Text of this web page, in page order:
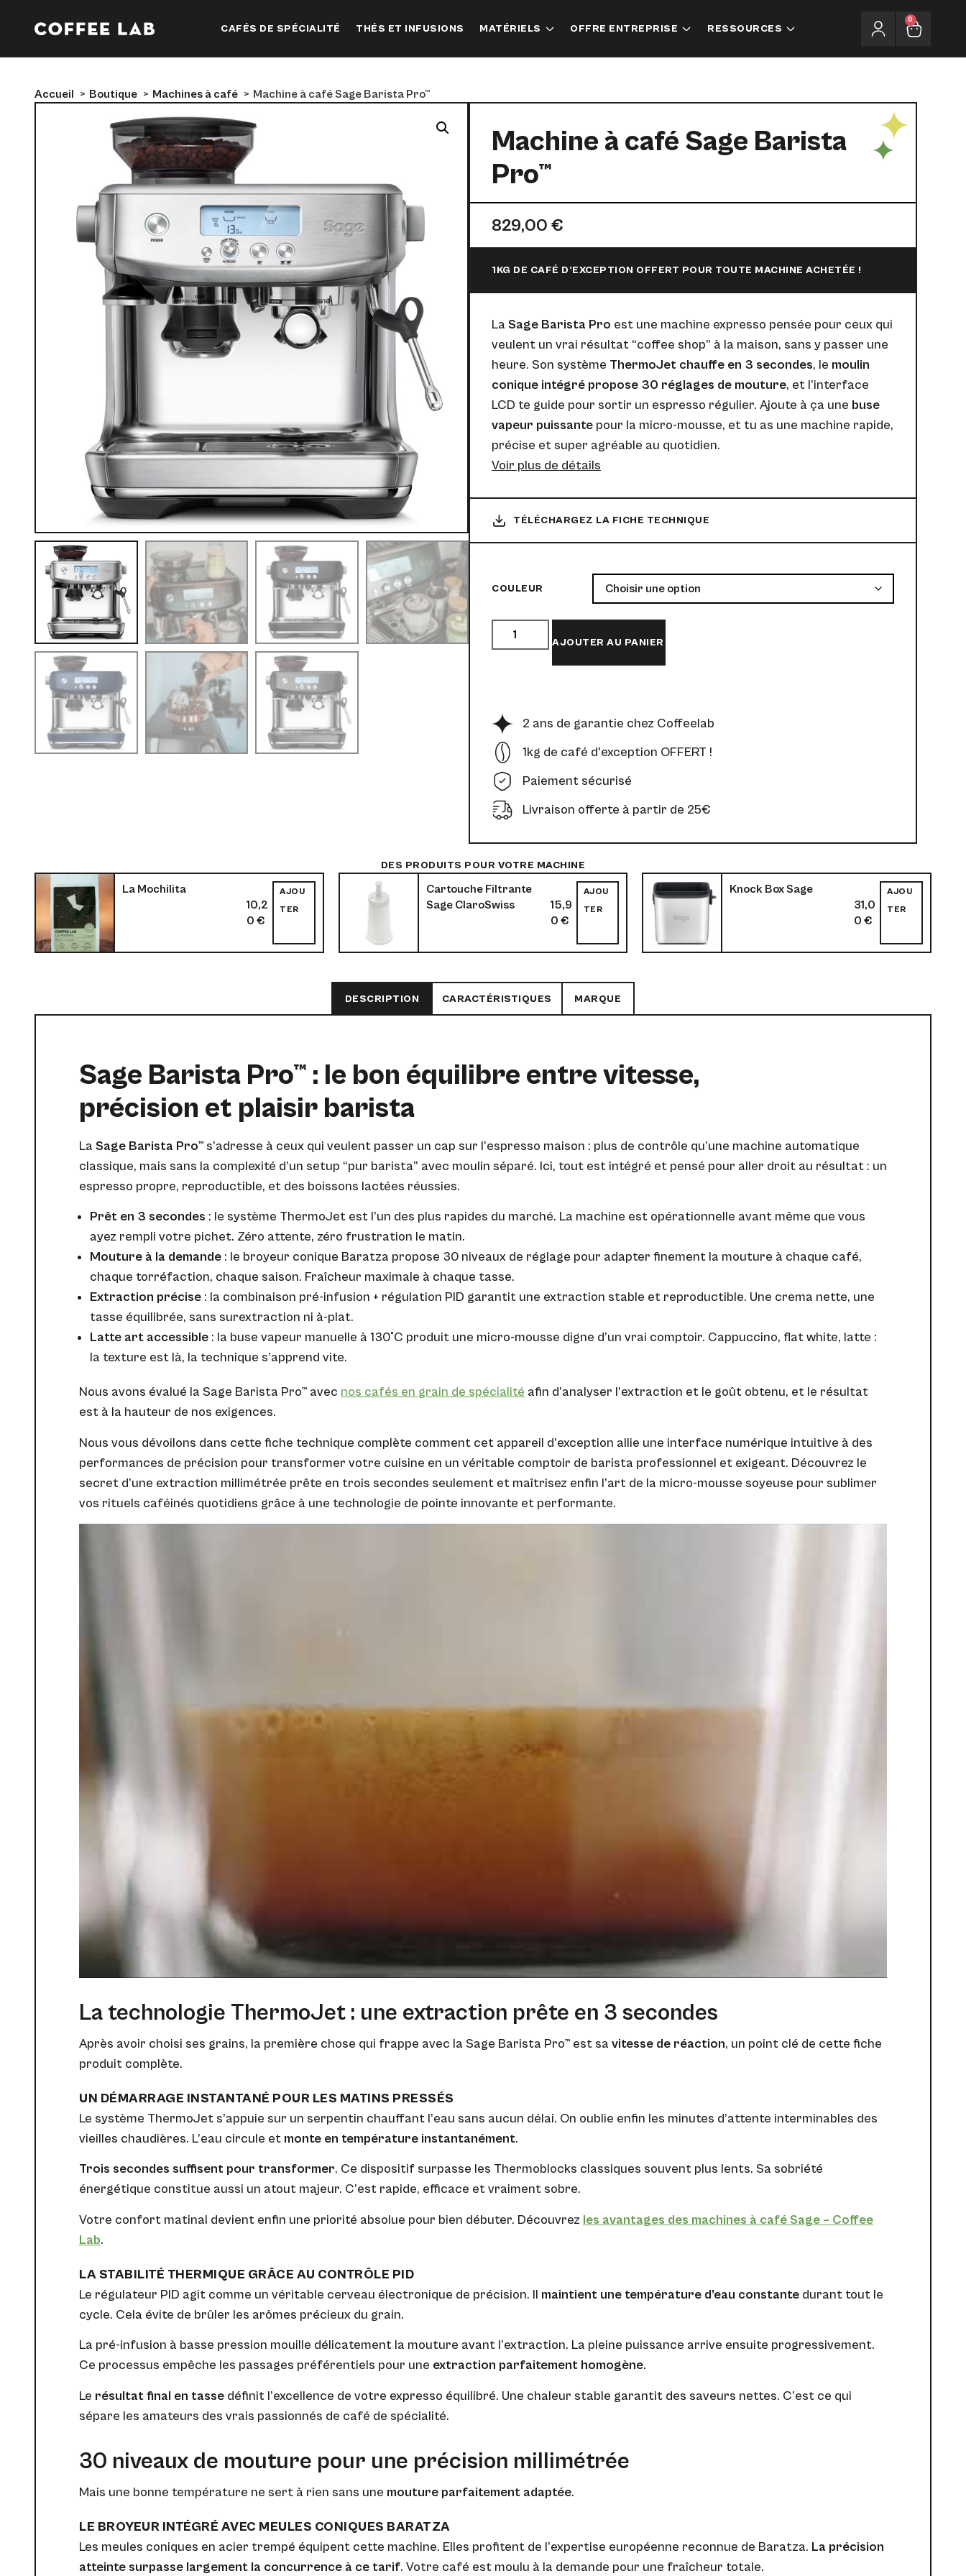
CAFÉS DE SPÉCIALITÉ THÉS ET INFUSIONS MATÉRIELS OFFRE ENTREPRISE RESSOURCES
0
Accueil Boutique Machines à café Machine à café Sage Barista Pro™
Machine à café Sage Barista
Pro™
829,00 €
1KG DE CAFÉ D’EXCEPTION OFFERT POUR TOUTE MACHINE ACHETÉE !
La Sage Barista Pro est une machine expresso pensée pour ceux qui
veulent un vrai résultat “coffee shop” à la maison, sans y passer une
heure. Son système ThermoJet chauffe en 3 secondes, le moulin
conique intégré propose 30 réglages de mouture, et l’interface
LCD te guide pour sortir un espresso régulier. Ajoute à ça une buse
vapeur puissante pour la micro-mousse, et tu as une machine rapide,
précise et super agréable au quotidien.
Voir plus de détails
TÉLÉCHARGEZ LA FICHE TECHNIQUE
COULEUR
AJOUTER AU PANIER
2 ans de garantie chez Coffeelab
1kg de café d'exception OFFERT !
Paiement sécurisé
Livraison offerte à partir de 25€
DES PRODUITS POUR VOTRE MACHINE
La Mochilita
10,2
0 €
AJOU
TER
Cartouche Filtrante
Sage ClaroSwiss
15,9
0 €
AJOU
TER
Knock Box Sage
31,0
0€
AJOU
TER
DESCRIPTION CARACTÉRISTIQUES MARQUE
Sage Barista Pro™ : le bon équilibre entre vitesse,
précision et plaisir barista
La Sage Barista Pro™ s’adresse à ceux qui veulent passer un cap sur l’espresso maison : plus de contrôle qu’une machine automatique
classique, mais sans la complexité d’un setup “pur barista” avec moulin séparé. Ici, tout est intégré et pensé pour aller droit au résultat : un
espresso propre, reproductible, et des boissons lactées réussies.
Prêt en 3 secondes : le système ThermoJet est l’un des plus rapides du marché. La machine est opérationnelle avant même que vous
ayez rempli votre pichet. Zéro attente, zéro frustration le matin.
Mouture à la demande : le broyeur conique Baratza propose 30 niveaux de réglage pour adapter finement la mouture à chaque café,
chaque torréfaction, chaque saison. Fraîcheur maximale à chaque tasse.
Extraction précise : la combinaison pré-infusion + régulation PID garantit une extraction stable et reproductible. Une crema nette, une
tasse équilibrée, sans surextraction ni à-plat.
Latte art accessible : la buse vapeur manuelle à 130°C produit une micro-mousse digne d’un vrai comptoir. Cappuccino, flat white, latte :
la texture est là, la technique s’apprend vite.
Nous avons évalué la Sage Barista Pro™ avec nos cafés en grain de spécialité afin d’analyser l’extraction et le goût obtenu, et le résultat
est à la hauteur de nos exigences.
Nous vous dévoilons dans cette fiche technique complète comment cet appareil d’exception allie une interface numérique intuitive à des
performances de précision pour transformer votre cuisine en un véritable comptoir de barista professionnel et exigeant. Découvrez le
secret d’une extraction millimétrée prête en trois secondes seulement et maîtrisez enfin l’art de la micro-mousse soyeuse pour sublimer
vos rituels caféinés quotidiens grâce à une technologie de pointe innovante et performante.
La technologie ThermoJet : une extraction prête en 3 secondes
Après avoir choisi ses grains, la première chose qui frappe avec la Sage Barista Pro™ est sa vitesse de réaction, un point clé de cette fiche
produit complète.
UN DÉMARRAGE INSTANTANÉ POUR LES MATINS PRESSÉS
Le système ThermoJet s’appuie sur un serpentin chauffant l’eau sans aucun délai. On oublie enfin les minutes d’attente interminables des
vieilles chaudières. L’eau circule et monte en température instantanément.
Trois secondes suffisent pour transformer. Ce dispositif surpasse les Thermoblocks classiques souvent plus lents. Sa sobriété
énergétique constitue aussi un atout majeur. C’est rapide, efficace et vraiment sobre.
Votre confort matinal devient enfin une priorité absolue pour bien débuter. Découvrez les avantages des machines à café Sage – Coffee
Lab.
LA STABILITÉ THERMIQUE GRÂCE AU CONTRÔLE PID
Le régulateur PID agit comme un véritable cerveau électronique de précision. Il maintient une température d’eau constante durant tout le
cycle. Cela évite de brûler les arômes précieux du grain.
La pré-infusion à basse pression mouille délicatement la mouture avant l’extraction. La pleine puissance arrive ensuite progressivement.
Ce processus empêche les passages préférentiels pour une extraction parfaitement homogène.
Le résultat final en tasse définit l’excellence de votre expresso équilibré. Une chaleur stable garantit des saveurs nettes. C’est ce qui
sépare les amateurs des vrais passionnés de café de spécialité.
30 niveaux de mouture pour une précision millimétrée
Mais une bonne température ne sert à rien sans une mouture parfaitement adaptée.
LE BROYEUR INTÉGRÉ AVEC MEULES CONIQUES BARATZA
Les meules coniques en acier trempé équipent cette machine. Elles profitent de l’expertise européenne reconnue de Baratza. La précision
atteinte surpasse largement la concurrence à ce tarif. Votre café est moulu à la demande pour une fraîcheur totale.